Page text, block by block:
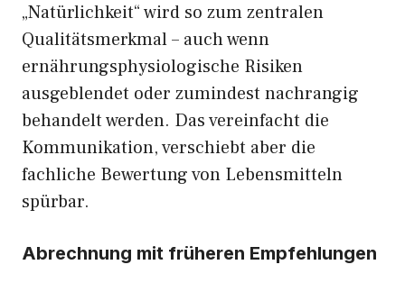
„Natürlichkeit“ wird so zum zentralen
Qualitätsmerkmal – auch wenn
ernährungsphysiologische Risiken
ausgeblendet oder zumindest nachrangig
behandelt werden. Das vereinfacht die
Kommunikation, verschiebt aber die
fachliche Bewertung von Lebensmitteln
spürbar.
Abrechnung mit früheren Empfehlungen